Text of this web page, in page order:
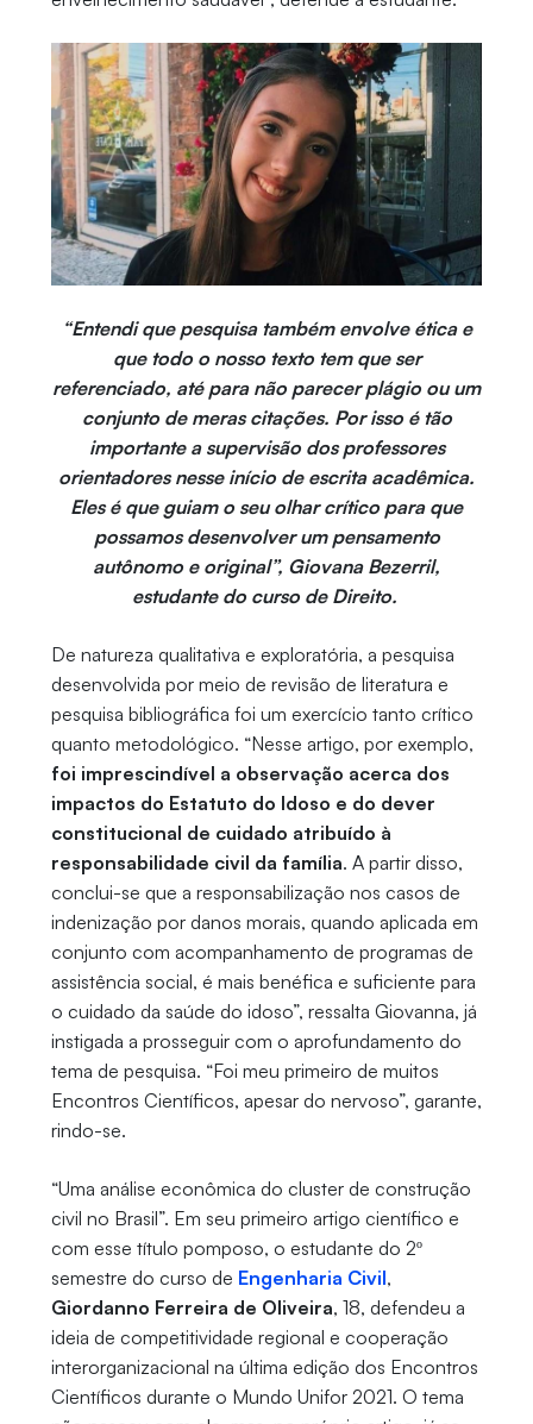
“Entendi que pesquisa também envolve ética e
que todo o nosso texto tem que ser
referenciado, até para não parecer plágio ou um
conjunto de meras citações. Por isso é tão
importante a supervisão dos professores
orientadores nesse início de escrita acadêmica.
Eles é que guiam o seu olhar crítico para que
possamos desenvolver um pensamento
autônomo e original”, Giovana Bezerril,
estudante do curso de Direito.
De natureza qualitativa e exploratória, a pesquisa
desenvolvida por meio de revisão de literatura e
pesquisa bibliográfica foi um exercício tanto crítico
quanto metodológico. “Nesse artigo, por exemplo,
foi imprescindível a observação acerca dos
impactos do Estatuto do Idoso e do dever
constitucional de cuidado atribuído à
responsabilidade civil da família. A partir disso,
conclui-se que a responsabilização nos casos de
indenização por danos morais, quando aplicada em
conjunto com acompanhamento de programas de
assistência social, é mais benéfica e suficiente para
o cuidado da saúde do idoso”, ressalta Giovanna, já
instigada a prosseguir com o aprofundamento do
tema de pesquisa. “Foi meu primeiro de muitos
Encontros Científicos, apesar do nervoso”, garante,
rindo-se.
“Uma análise econômica do cluster de construção
civil no Brasil”. Em seu primeiro artigo científico e
com esse título pomposo, o estudante do 2º
semestre do curso de Engenharia Civil,
Giordanno Ferreira de Oliveira, 18, defendeu a
ideia de competitividade regional e cooperação
interorganizacional na última edição dos Encontros
Científicos durante o Mundo Unifor 2021. O tema